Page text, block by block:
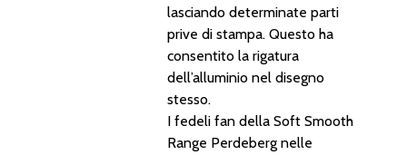
lasciando determinate parti
prive di stampa. Questo ha
consentito la rigatura
dell’alluminio nel disegno
stesso.
I fedeli fan della Soft Smooth
Range Perdeberg nelle